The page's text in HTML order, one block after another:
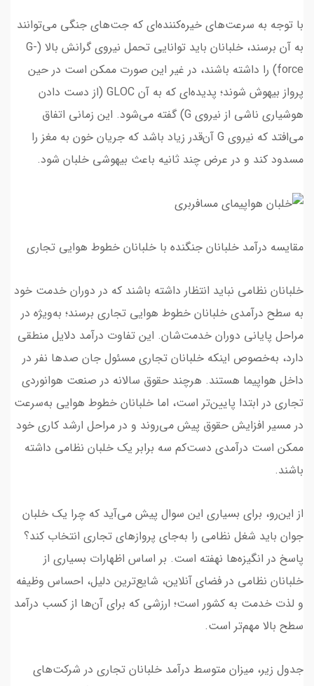
با توجه به سرعت‌های خیره‌کننده‌ای که جت‌های جنگی می‌توانند
به آن برسند، خلبانان باید توانایی تحمل نیروی گرانش بالا (G-
force) را داشته باشند، در غیر این صورت ممکن است در حین
پرواز بیهوش شوند؛ پدیده‌ای که به آن GLOC (از دست دادن
هوشیاری ناشی از نیروی G) گفته می‌شود. این زمانی اتفاق
می‌افتد که نیروی G آن‌قدر زیاد باشد که جریان خون به مغز را
مسدود کند و در عرض چند ثانیه باعث بیهوشی خلبان شود.
مقایسه درآمد خلبانان جنگنده با خلبانان خطوط هوایی تجاری
خلبانان نظامی نباید انتظار داشته باشند که در دوران خدمت خود
به سطح درآمدی خلبانان خطوط هوایی تجاری برسند؛ به‌ویژه در
مراحل پایانی دوران خدمت‌شان. این تفاوت درآمد دلایل منطقی
دارد، به‌خصوص اینکه خلبانان تجاری مسئول جان صدها نفر در
داخل هواپیما هستند. هرچند حقوق سالانه در صنعت هوانوردی
تجاری در ابتدا پایین‌تر است، اما خلبانان خطوط هوایی به‌سرعت
در مسیر افزایش حقوق پیش می‌روند و در مراحل ارشد کاری خود
ممکن است درآمدی دست‌کم سه برابر یک خلبان نظامی داشته
باشند.
از این‌رو، برای بسیاری این سوال پیش می‌آید که چرا یک خلبان
جوان باید شغل نظامی را به‌جای پروازهای تجاری انتخاب کند؟
پاسخ در انگیزه‌ها نهفته است. بر اساس اظهارات بسیاری از
خلبانان نظامی در فضای آنلاین، شایع‌ترین دلیل، احساس وظیفه
و لذت خدمت به کشور است؛ ارزشی که برای آن‌ها از کسب درآمد
سطح بالا مهم‌تر است.
جدول زیر، میزان متوسط درآمد خلبانان تجاری در شرکت‌های